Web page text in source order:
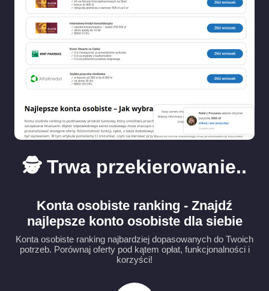
🕵️ Trwa przekierowanie..
Konta osobiste ranking - Znajdź
najlepsze konto osobiste dla siebie
Konta osobiste ranking najbardziej dopasowanych do Twoich
potrzeb. Porównaj oferty pod kątem opłat, funkcjonalności i
korzyści!